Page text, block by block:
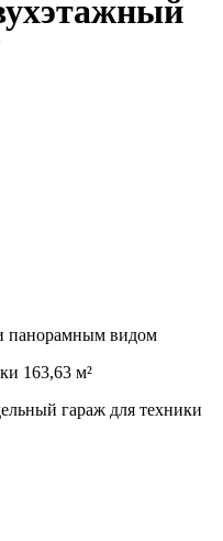
панорамным видом
163,63 м²
гараж для техники